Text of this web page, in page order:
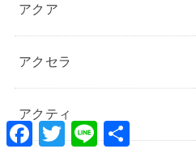
アクア
アクセラ
アクティ
Facebook
TwitterLine
有